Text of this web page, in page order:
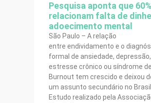
Pesquisa aponta que 60%
relacionam falta de
adoecimento mental
São Paulo – A relação
entre endividamento e o
formal de ansiedade, depressão,
estresse crônico ou síndrome de
Burnout tem crescido e deixou
um assunto secundário no Brasil.
Estudo realizado pela